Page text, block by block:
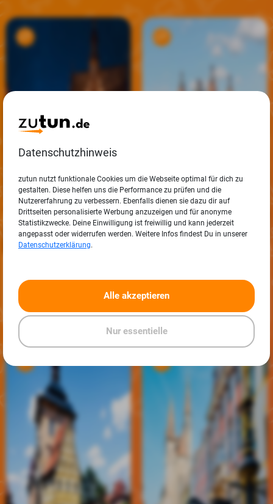
Jobs inSchweinfurt
Ansehen Ansehen
Datenschutzhinweis
zutun nutzt funktionale Cookies um die Webseite optimal für dich zu
gestalten. Diese helfen uns die Performance zu prüfen und die
Nutzererfahrung zu verbessern. Ebenfalls dienen sie dazu dir auf
Drittseiten personalisierte Werbung anzuzeigen und für anonyme
Statistikzwecke. Deine Einwilligung ist freiwillig und kann jederzeit
angepasst oder widerrufen werden. Weitere Infos findest Du in unserer
Datenschutzerklärung.
Alle akzeptieren
Nur essentielle